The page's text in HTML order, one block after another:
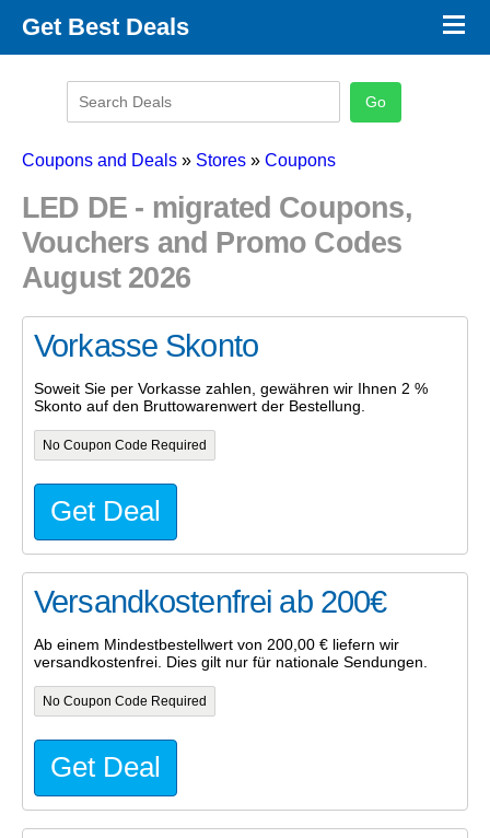
Get Best Deals
Promo Code Categories
×
Coupons and Deals » Stores » Coupons
LED DE - migrated Coupons,
Vouchers and Promo Codes
August 2026
Vorkasse Skonto
Soweit Sie per Vorkasse zahlen, gewähren wir Ihnen 2 %
Skonto auf den Bruttowarenwert der Bestellung.
No Coupon Code Required
Get Deal
Versandkostenfrei ab 200€
Ab einem Mindestbestellwert von 200,00 € liefern wir
versandkostenfrei. Dies gilt nur für nationale Sendungen.
No Coupon Code Required
Get Deal